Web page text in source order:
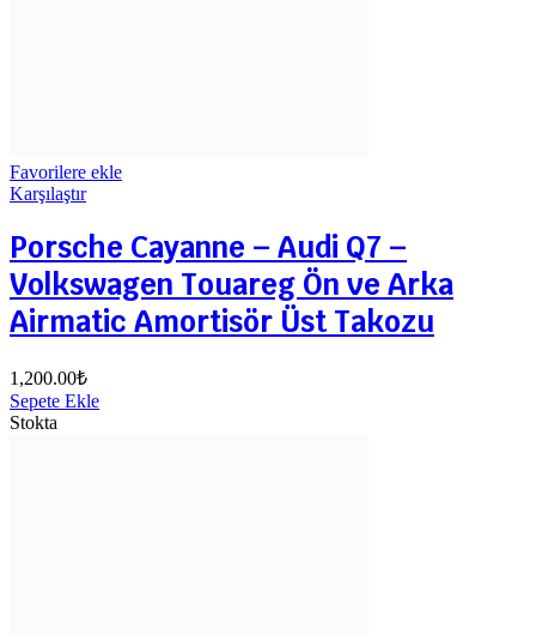
Favorilere ekle
Karşılaştır
Porsche Cayanne – Audi Q7 –
Volkswagen Touareg Ön ve Arka
Airmatic Amortisör Üst Takozu
1,200.00₺
Sepete Ekle
Stokta